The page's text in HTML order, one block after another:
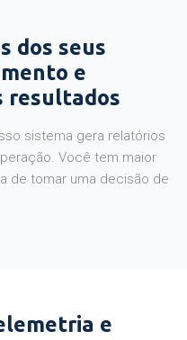
dos seus
e
resultados
sistema gera relatórios
Você tem maior
de tomar uma decisão de
e